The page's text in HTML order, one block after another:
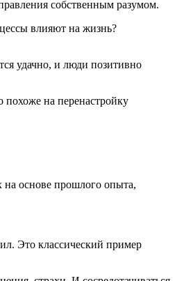
собственным разумом.
влияют на жизнь?
удачно, и люди позитивно
на перенастройку
основе прошлого опыта,
Это классический пример